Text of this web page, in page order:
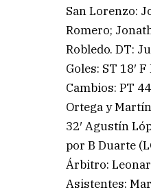
San Lorenzo:
Romero;
Robledo. DT:
Goles: ST 18′
Cambios: PT
Ortega y
32′ Agustín
por B Duarte
Árbitro:
Asistentes: